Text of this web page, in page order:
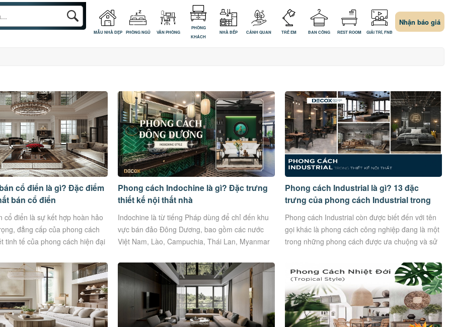
MẪU NHÀ ĐẸP PHÒNG NGỦ VĂN PHÒNG
PHÒNG
KHÁCH
NHÀ BẾP CẢNH QUAN TRẺ EM BAN CÔNG REST ROOM GIẢI TRÍ, FNB
Nhận báo giá
cổ điển là gì? Đặc điểm
bán cổ điển
cổ điển là sự kết hợp hoàn hảo
đẳng cấp của phong cách
tinh tế của phong cách hiện đại
Phong cách Indochine là gì? Đặc trưng
thiết kế nội thất nhà
Indochine là từ tiếng Pháp dùng để chỉ đến khu
vực bán đảo Đông Dương, bao gồm các nước
Việt Nam, Lào, Campuchia, Thái Lan, Myanmar
Phong cách Industrial là gì? 13 đặc
trưng của phong cách Industrial trong
thiết kế nội thất
Phong cách Industrial còn được biết đến với tên
gọi khác là phong cách công nghiệp đang là một
trong những phong cách được ưa chuộng và sử